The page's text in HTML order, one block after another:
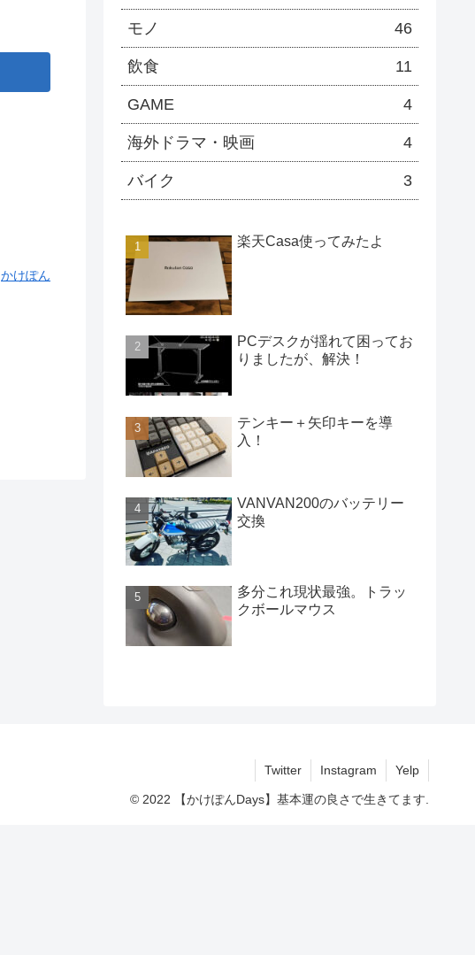
かけぽん
モノ 46
飲食 11
GAME 4
海外ドラマ・映画 4
バイク 3
楽天Casa使ってみたよ
PCデスクが揺れて困ってお
りましたが、解決！
テンキー＋矢印キーを導
入！
VANVAN200のバッテリー
交換
多分これ現状最強。トラッ
クボールマウス
Twitter Instagram Yelp
© 2022 【かけぽんDays】基本運の良さで生きてます.